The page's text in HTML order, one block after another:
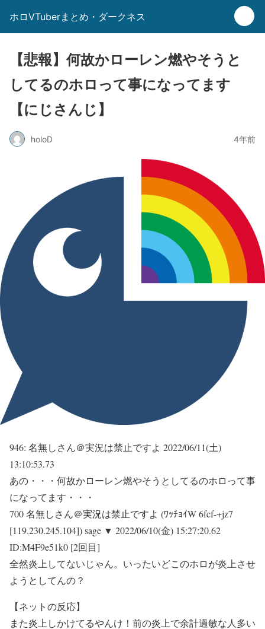
ホロVTuberまとめ・ダークネス
【悲報】何故かローレン燃やそうと
してるのホロって事になってます
【にじさんじ】
holoD 4年前
946: 名無しさん＠実況は禁止ですよ 2022/06/11(土)
13:10:53.73
あの・・・何故かローレン燃やそうとしてるのホロって事
になってます・・・
700 名無しさん＠実況は禁止ですよ (ﾜｯﾁｮｲW 6fcf-+jz7
[119.230.245.104]) sage ▼ 2022/06/10(金) 15:27:20.62
ID:M4F9e51k0 [2回目]
全然炎上してないじゃん。いったいどこのホロが炎上させ
ようとしてんの？
【ネットの反応】
また炎上しかけてるやんけ！前の炎上で余計過敏な人多い